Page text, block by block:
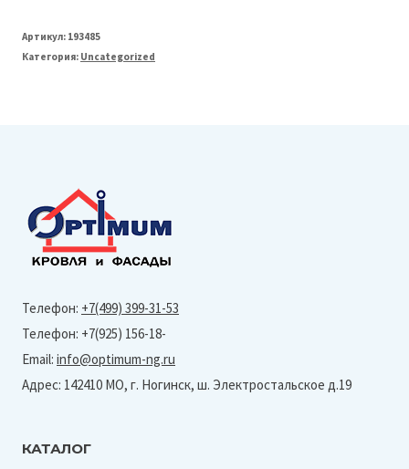
Артикул: 193485
Категория: Uncategorized
Телефон: +7(499) 399-31-53
Телефон: +7(925) 156-18-
Email: info@optimum-ng.ru
Адрес: 142410 МО, г. Ногинск, ш. Электростальское д.19
КАТАЛОГ